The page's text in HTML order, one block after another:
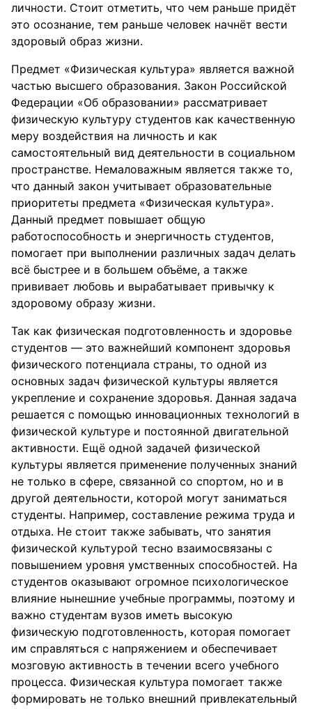
личности. Стоит отметить, что чем раньше придёт
это осознание, тем раньше человек начнёт вести
здоровый образ жизни.
Предмет «Физическая культура» является важной
частью высшего образования. Закон Российской
Федерации «Об образовании» рассматривает
физическую культуру студентов как качественную
меру воздействия на личность и как
самостоятельный вид деятельности в социальном
пространстве. Немаловажным является также то,
что данный закон учитывает образовательные
приоритеты предмета «Физическая культура».
Данный предмет повышает общую
работоспособность и энергичность студентов,
помогает при выполнении различных задач делать
всё быстрее и в большем объёме, а также
прививает любовь и вырабатывает привычку к
здоровому образу жизни.
Так как физическая подготовленность и здоровье
студентов — это важнейший компонент здоровья
физического потенциала страны, то одной из
основных задач физической культуры является
укрепление и сохранение здоровья. Данная задача
решается с помощью инновационных технологий в
физической культуре и постоянной двигательной
активности. Ещё одной задачей физической
культуры является применение полученных знаний
не только в сфере, связанной со спортом, но и в
другой деятельности, которой могут заниматься
студенты. Например, составление режима труда и
отдыха. Не стоит также забывать, что занятия
физической культурой тесно взаимосвязаны с
повышением уровня умственных способностей. На
студентов оказывают огромное психологическое
влияние нынешние учебные программы, поэтому и
важно студентам вузов иметь высокую
физическую подготовленность, которая помогает
им справляться с напряжением и обеспечивает
мозговую активность в течении всего учебного
процесса. Физическая культура помогает также
формировать не только внешний привлекательный